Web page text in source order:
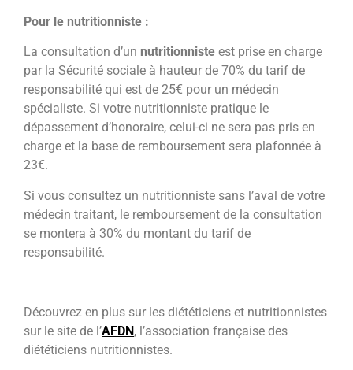
Pour le nutritionniste :
La consultation d’un nutritionniste est prise en charge
par la Sécurité sociale à hauteur de 70% du tarif de
responsabilité qui est de 25€ pour un médecin
spécialiste. Si votre nutritionniste pratique le
dépassement d’honoraire, celui-ci ne sera pas pris en
charge et la base de remboursement sera plafonnée à
23€.
Si vous consultez un nutritionniste sans l’aval de votre
médecin traitant, le remboursement de la consultation
se montera à 30% du montant du tarif de
responsabilité.
Découvrez en plus sur les diététiciens et nutritionnistes
sur le site de l’AFDN , l’association française des
diététiciens nutritionnistes.